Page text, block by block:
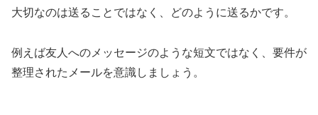
大切なのは送ることではなく、どのように送るかです。
例えば友人へのメッセージのような短文ではなく、要件が
整理されたメールを意識しましょう。